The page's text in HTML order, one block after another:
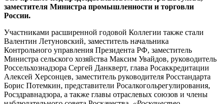
заместителя Министра промышленности и торговли
России.
Участниками расширенной годовой Коллегии также стали
Валентин Летуновский, заместитель начальника
Контрольного управления Президента РФ, заместитель
Министра сельского хозяйства Максим Увайдов, руководитель
Россельхознадзора Сергей Данкверт, глава Росаккредитации
Алексей Херсонцев, заместитель руководителя Росстандарта
Борис Потемкин, представители Росалкогольрегулирования,
Росздравнадзора, а также главы отраслевых союзов и члены